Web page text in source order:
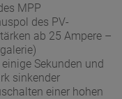
MPP
des PV-
ab 25 Ampere –
Sekunden und
sinkender
einer hohen